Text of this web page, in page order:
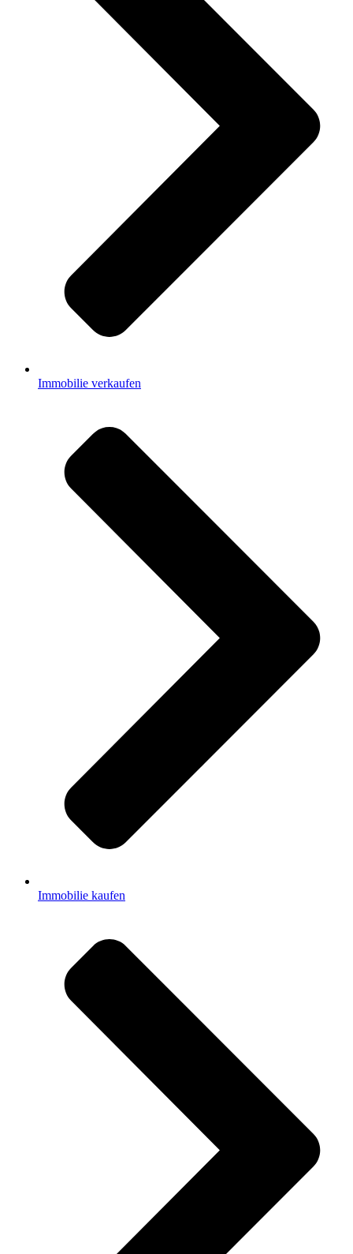
Immobilie verkaufen
Immobilie kaufen